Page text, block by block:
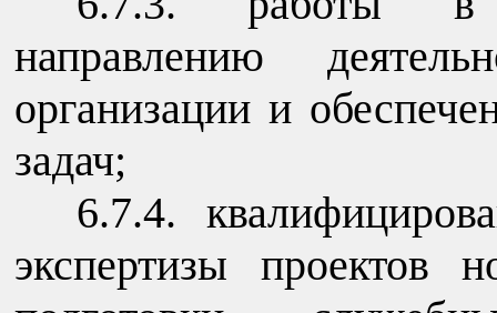
направлению
организации и
задач;
6.7.4.
экспертизы проектов